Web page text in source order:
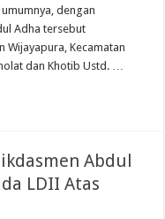
dengan
Adha tersebut
Wijayapura, Kecamatan
dan Khotib Ustd. …
Abdul
LDII Atas